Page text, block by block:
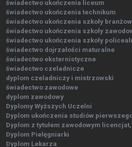
świadectwo ukończenia liceum
świadectwo ukończenia technikum
świadectwo ukończenia szkoły
świadectwo ukończenia szkoły
świadectwo ukończenia szkoły
świadectwo dojrzałości maturalne
świadectwo eksternistyczne
świadectwo czeladnicze
dyplom czeladniczy i mistrzowski
świadectwo zawodowe
dyplom zawodowy
Dyplomy Wyższych Uczelni
Dyplom ukończenia studiów
Dyplom z tytułem zawodowym
Dyplom Pielęgniarki
Dyplom Lekarza